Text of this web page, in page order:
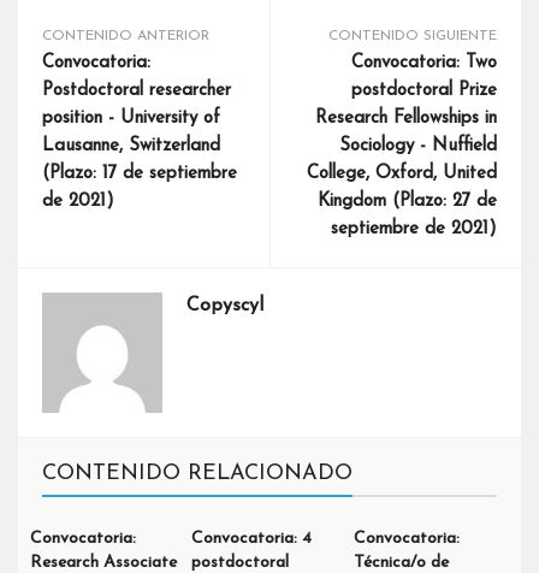
CONTENIDO ANTERIOR
Convocatoria:
Postdoctoral researcher
position - University of
Lausanne, Switzerland
(Plazo: 17 de septiembre
de 2021)
CONTENIDO SIGUIENTE
Convocatoria: Two
postdoctoral Prize
Research Fellowships in
Sociology - Nuffield
College, Oxford, United
Kingdom (Plazo: 27 de
septiembre de 2021)
Copyscyl
CONTENIDO RELACIONADO
Convocatoria:
Research Associate
Convocatoria: 4
postdoctoral
Convocatoria:
Técnica/o de